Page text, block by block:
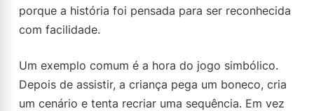
porque a história foi pensada para ser reconhecida
com facilidade.
Um exemplo comum é a hora do jogo simbólico.
Depois de assistir, a criança pega um boneco, cria
um cenário e tenta recriar uma sequência. Em vez